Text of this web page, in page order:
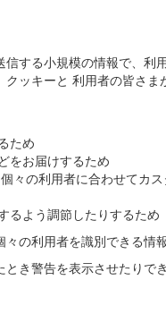
する小規模の情報で、
ッキーと 利用者の皆さ
ため
をお届けするため
々の利用者に合わせてカ
るよう調節したりするため
の利用者を識別できる情
き警告を表示させたり